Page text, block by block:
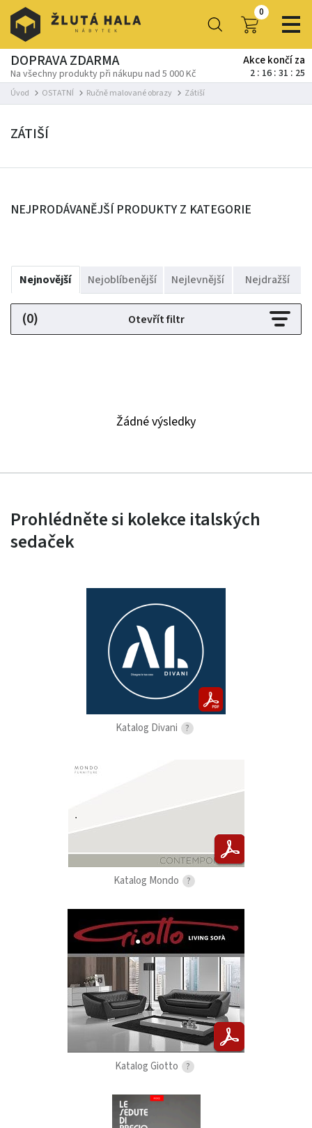
0
DOPRAVA ZDARMA
Na všechny produkty při nákupu nad 5 000 Kč
Akce končí za
2 16 31 25
Úvod OSTATNÍ Ručně malované obrazy Zátiší
ZÁTIŠÍ
NEJPRODÁVANĚJŠÍ PRODUKTY Z KATEGORIE
Nejnovější Nejoblíbenější Nejlevnější Nejdražší
(0) Otevřít filtr
Žádné výsledky
Katalog Divani ?
Katalog Mondo ?
Katalog Giotto ?
Prohlédněte si kolekce italských
sedaček